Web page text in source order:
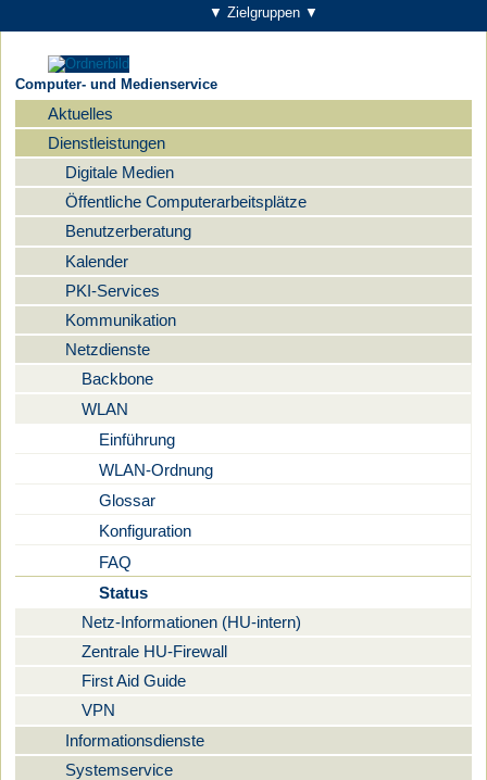
▼ Zielgruppen ▼
Computer- und Medienservice
Navigation
Aktuelles
Dienstleistungen
Digitale Medien
Öffentliche Computerarbeitsplätze
Benutzerberatung
Kalender
PKI-Services
Kommunikation
Netzdienste
Backbone
WLAN
Einführung
WLAN-Ordnung
Glossar
Konfiguration
FAQ
Status
Netz-Informationen (HU-intern)
Zentrale HU-Firewall
First Aid Guide
VPN
Informationsdienste
Systemservice